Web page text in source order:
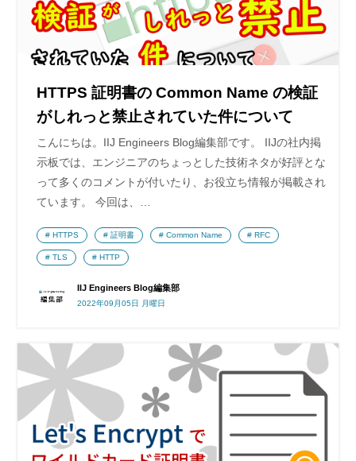
HTTPS 証明書の Common Name の検証
がしれっと禁止されていた件について
こんにちは。IIJ Engineers Blog編集部です。 IIJの社内掲
示板では、エンジニアのちょっとした技術ネタが好評とな
って多くのコメントが付いたり、お役立ち情報が掲載され
ています。 今回は、…
IIJ Engineers Blog編集部
2022年09月05日 月曜日
HTTPS 証明書 Common Name RFC
TLS HTTP